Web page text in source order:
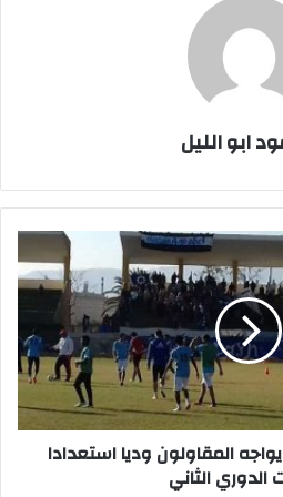
ابو الليل
المقاولون وديا استعدادا
الدوري الثاني